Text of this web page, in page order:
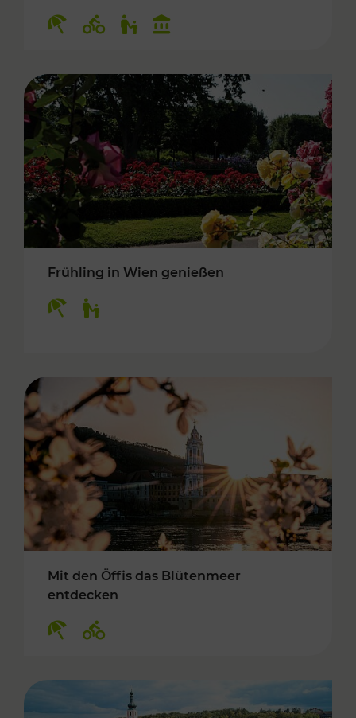
Frühling in Wien genießen
Mit den Öffis das Blütenmeer
entdecken